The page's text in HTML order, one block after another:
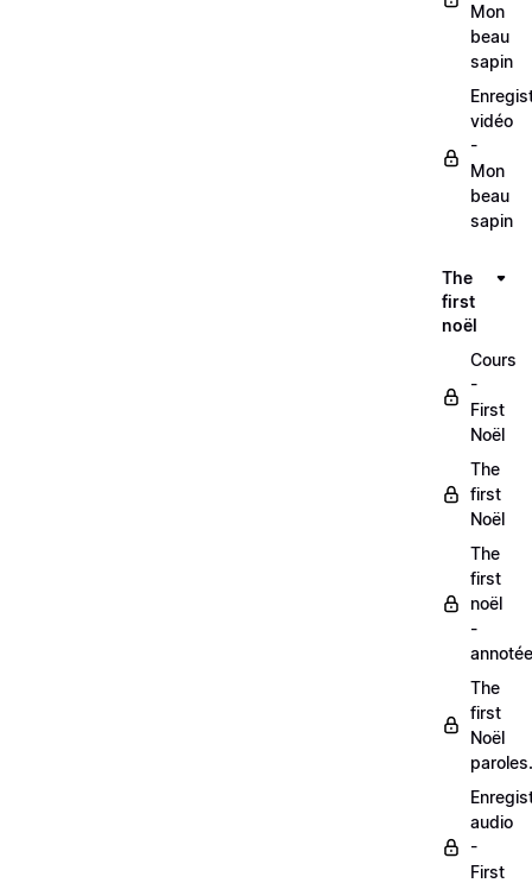
Mon
beau
sapin
vidéo
-
Mon
beau
sapin
The
first
noël
Cours
-
First
Noël
The
first
Noël
The
first
noël
-
The
first
Noël
audio
-
First